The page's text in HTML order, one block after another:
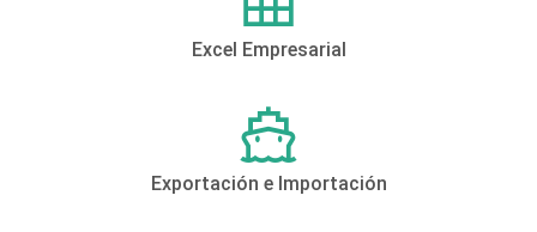
Excel Empresarial
Exportación e Importación